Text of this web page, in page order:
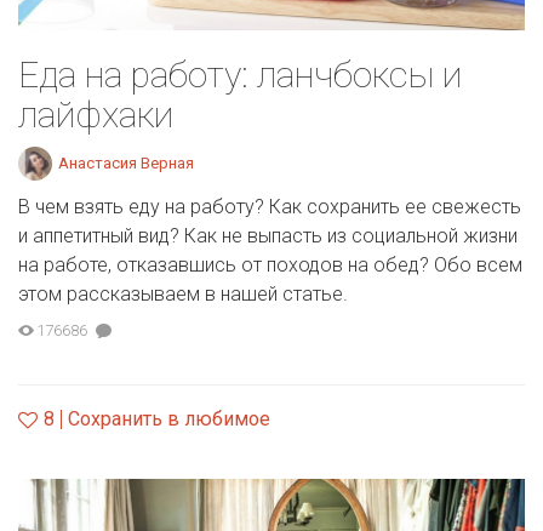
Еда на работу: ланчбоксы и
лайфхаки
Анастасия Верная
В чем взять еду на работу? Как сохранить ее свежесть
и аппетитный вид? Как не выпасть из социальной жизни
на работе, отказавшись от походов на обед? Обо всем
этом рассказываем в нашей статье.
176686
8 Сохранить в любимое